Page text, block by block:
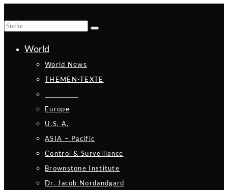
World
World News
THEMEN-TEXTE
Europe
U.S. A.
ASIA – Pacific
Control & Surveillance
Brownstone Institute
Dr. Jacob Nordandgard